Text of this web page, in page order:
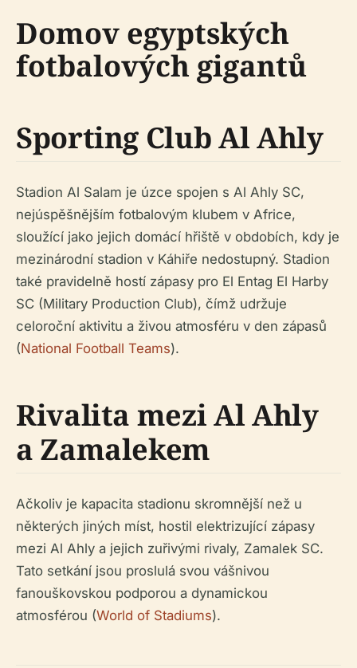
Domov egyptských
fotbalových gigantů
Sporting Club Al Ahly
Stadion Al Salam je úzce spojen s Al Ahly SC,
nejúspěšnějším fotbalovým klubem v Africe,
sloužící jako jejich domácí hřiště v obdobích, kdy je
mezinárodní stadion v Káhiře nedostupný. Stadion
také pravidelně hostí zápasy pro El Entag El Harby
SC (Military Production Club), čímž udržuje
celoroční aktivitu a živou atmosféru v den zápasů
(National Football Teams).
Rivalita mezi Al Ahly
a Zamalekem
Ačkoliv je kapacita stadionu skromnější než u
některých jiných míst, hostil elektrizující zápasy
mezi Al Ahly a jejich zuřivými rivaly, Zamalek SC.
Tato setkání jsou proslulá svou vášnivou
fanouškovskou podporou a dynamickou
atmosférou (World of Stadiums).